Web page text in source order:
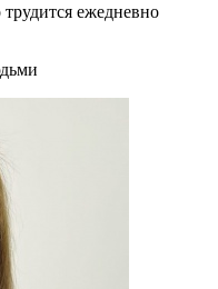
трудится ежедневно